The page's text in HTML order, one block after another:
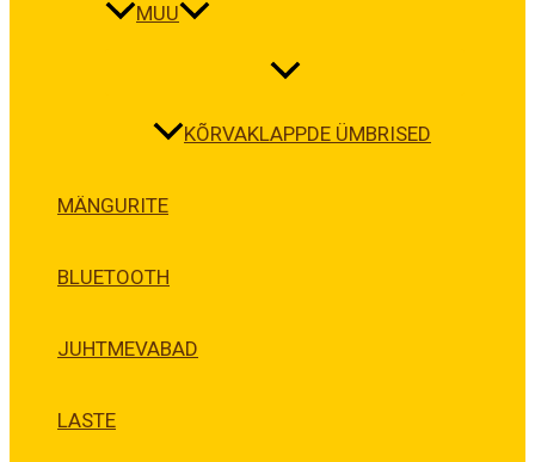
MUU
KÕRVAKLAPPDE ÜMBRISED
MÄNGURITE
BLUETOOTH
JUHTMEVABAD
LASTE